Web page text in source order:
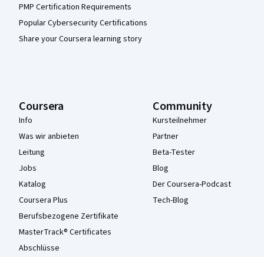
PMP Certification Requirements
Popular Cybersecurity Certifications
Share your Coursera learning story
Coursera
Info
Was wir anbieten
Leitung
Jobs
Katalog
Coursera Plus
Berufsbezogene Zertifikate
MasterTrack® Certificates
Abschlüsse
Community
Kursteilnehmer
Partner
Beta-Tester
Blog
Der Coursera-Podcast
Tech-Blog